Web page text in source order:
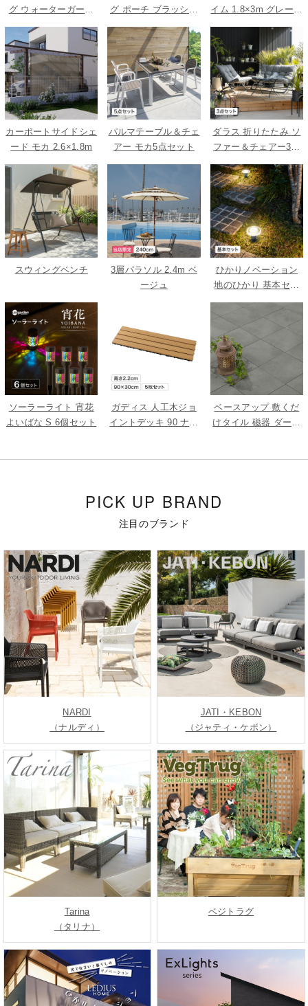
グ ウォーターガード
ベージュ 3000
グ ポーチ ブラッシュ
ウッド 2000
イム 1.8×3m グレース
トライプ
カーポートサイドシェ
ード モカ 2.6×1.8m
パルマテーブル＆チェ
アー モカ5点セット
ダラス 折りたたみ ソ
ファー＆チェアー3点
セット
スウィングベンチ
3層パラソル 2.4m ベ
ージュ
ひかりノベーション
地のひかり 基本セッ
ソーラーライト 宵花
よいばな S 6個セット
ガディス 人工木ジョ
イントデッキ 90 ナチ
ベースアップ 敷くだ
けタイル 磁器 ダーク
PICK UP BRAND
注目のブランド
NARDI
（ナルディ）
JATI・KEBON
（ジャティ・ケボン）
Tarina
（タリナ）
ベジトラグ